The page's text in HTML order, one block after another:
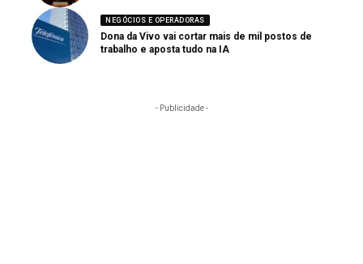
NEGÓCIOS E OPERADORAS
Dona da Vivo vai cortar mais de mil postos de
trabalho e aposta tudo na IA
- Publicidade -